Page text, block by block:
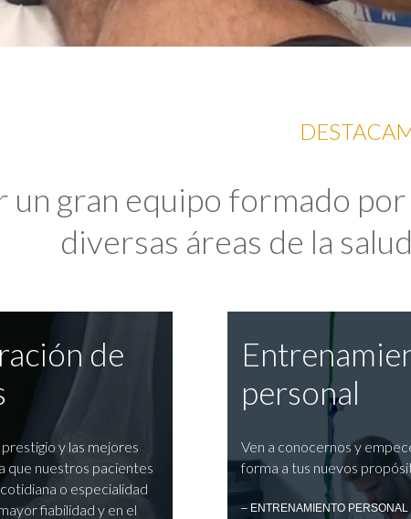
un gran equipo formado
diversas áreas de la
de
y las mejores
que nuestros pacientes
o especialidad
fiabilidad y en el
personal
Ven a conocernos y
forma a tus nuevos
– ENTRENAMIENTO PERSONAL